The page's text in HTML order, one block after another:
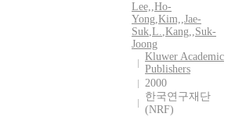
Lee,,Ho-
Yong,Kim,,Jae-
Suk,L.,Kang,,Suk-
Joong
Kluwer Academic
Publishers
2000
한국연구재단
(NRF)